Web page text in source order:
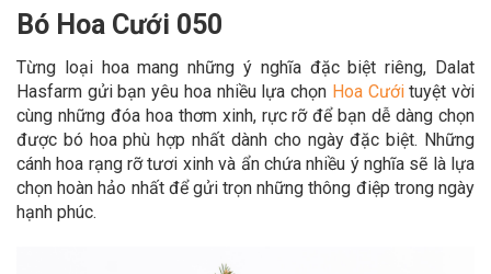
Bó Hoa Cưới 050
Từng loại hoa mang những ý nghĩa đặc biệt riêng, Dalat
Hasfarm gửi bạn yêu hoa nhiều lựa chọn Hoa Cướituyệt vời
cùng những đóa hoa thơm xinh, rực rỡ để bạn dễ dàng chọn
được bó hoa phù hợp nhất dành cho ngày đặc biệt. Những
cánh hoa rạng rỡ tươi xinh và ẩn chứa nhiều ý nghĩa sẽ là lựa
chọn hoàn hảo nhất để gửi trọn những thông điệp trong ngày
hạnh phúc.